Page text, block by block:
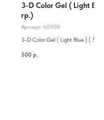
3-D Color Gel ( Light
гр.)
Артикул: 60908
3-D Color Gel ( Light Blue ) ( 5
500 р.